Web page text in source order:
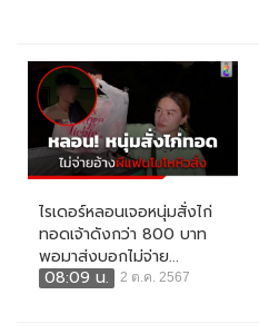
ไรเดอร์หลอนเจอหนุ่มสั่งไก่
ทอดเจ้าดังกว่า 800 บาท
พอมาส่งบอกไม่จ่าย...
08:09 น.
2 ต.ค. 2567